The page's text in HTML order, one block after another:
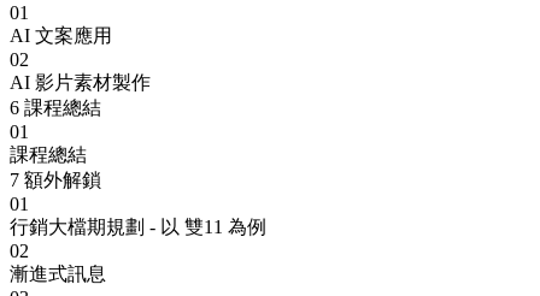
01
AI 文案應用
02
AI 影片素材製作
6 課程總結
01
課程總結
7 額外解鎖
01
行銷大檔期規劃 - 以 雙11 為例
02
漸進式訊息